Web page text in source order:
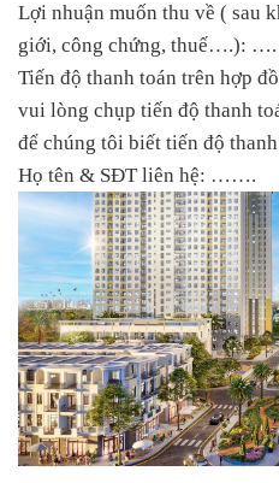
Lợi nhuận muốn thu về ( sau
giới, công chứng, thuế….):
Tiến độ thanh toán trên
vui lòng chụp tiến độ thanh
để chúng tôi biết tiến độ
Họ tên & SĐT liên hệ: …….